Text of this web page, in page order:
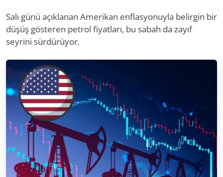
Salı günü açıklanan Amerikan enflasyonuyla belirgin bir
düşüş gösteren petrol fiyatları, bu sabah da zayıf
seyrini sürdürüyor.